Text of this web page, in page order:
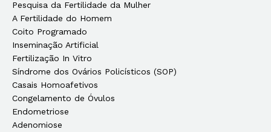
Pesquisa da Fertilidade da Mulher
A Fertilidade do Homem
Coito Programado
Inseminação Artificial
Fertilização In Vitro
Síndrome dos Ovários Policísticos (SOP)
Casais Homoafetivos
Congelamento de Óvulos
Endometriose
Adenomiose